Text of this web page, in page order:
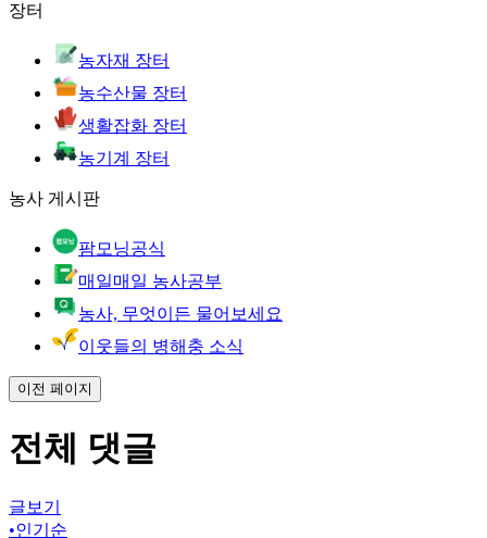
장터
농자재 장터
농수산물 장터
생활잡화 장터
농기계 장터
농사 게시판
팜모닝공식
매일매일 농사공부
농사, 무엇이든 물어보세요
이웃들의 병해충 소식
이전 페이지
전체 댓글
글보기
•인기순